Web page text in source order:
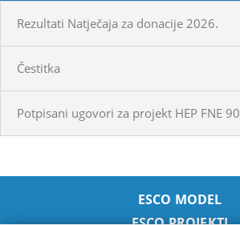
Rezultati Natječaja za donacije 2026.
Čestitka
Potpisani ugovori za projekt HEP FNE 90
ESCO MODEL